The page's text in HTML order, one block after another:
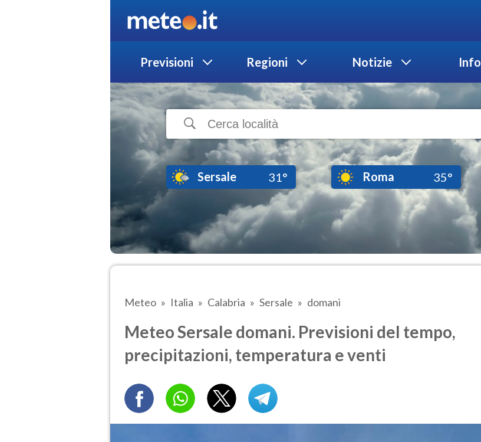
Previsioni Regioni Notizie Info
Sersale 31° Roma 35°
Meteo Italia Calabria Sersale domani
Meteo Sersale domani. Previsioni del tempo,
precipitazioni, temperatura e venti